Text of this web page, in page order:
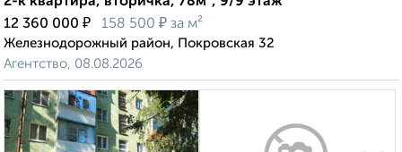
12 360 000 ₽ 158 500 ₽ за м²
Железнодорожный район, Покровская 32
Агентство, 08.08.2026